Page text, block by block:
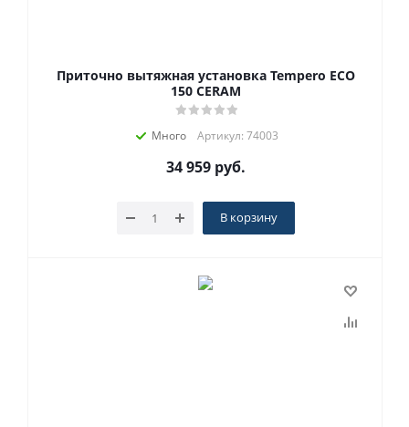
Приточно вытяжная установка Tempero ECO
150 CERAM
Много Артикул: 74003
34 959руб.
В корзину